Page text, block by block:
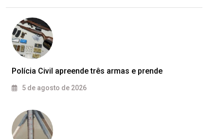
Polícia Civil apreende três armas e prende
5 de agosto de 2026